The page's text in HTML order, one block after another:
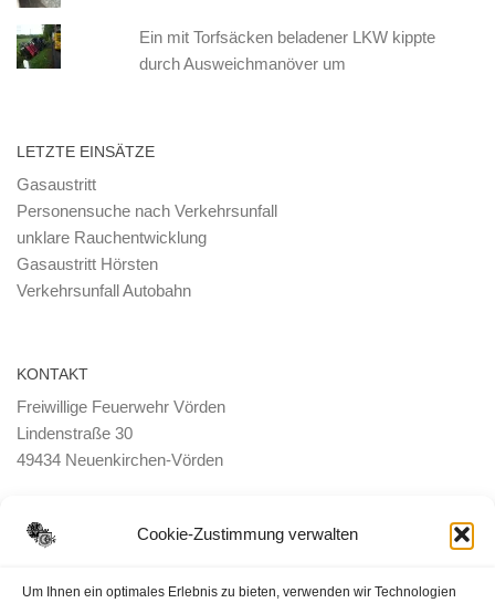
Cookie-Zustimmung verwalten
Um Ihnen ein optimales Erlebnis zu bieten, verwenden wir Technologien
Ein mit Torfsäcken beladener LKW kippte
durch Ausweichmanöver um
LETZTE EINSÄTZE
Gasaustritt
Personensuche nach Verkehrsunfall
unklare Rauchentwicklung
Gasaustritt Hörsten
Verkehrsunfall Autobahn
KONTAKT
Freiwillige Feuerwehr Vörden
Lindenstraße 30
49434 Neuenkirchen-Vörden
Datenschutzerklärung